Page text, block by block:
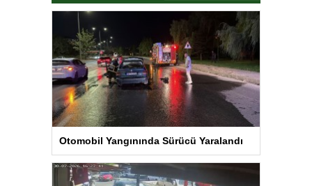
Otomobil Yangınında Sürücü Yaralandı